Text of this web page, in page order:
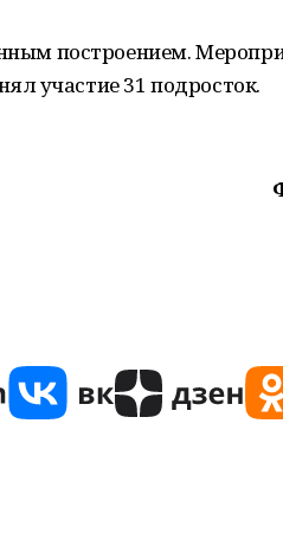
построением.
участие 31 подросток.